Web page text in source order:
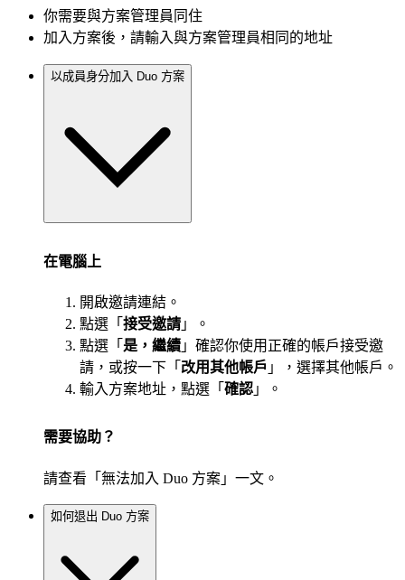
你需要與方案管理員同住
加入方案後，請輸入與方案管理員相同的地址
以成員身分加入 Duo 方案
在電腦上
開啟邀請連結。
點選「 接受邀請 」。
點選「 是，繼續 」確認你使用正確的帳戶接受邀
請，或按一下「 改用其他帳戶 」，選擇其他帳戶。
輸入方案地址，點選「 確認 」。
需要協助？
請查看「無法加入 Duo 方案」一文。
如何退出 Duo 方案